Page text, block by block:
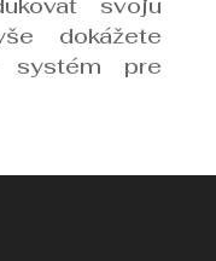
svoju
dokážete
systém pre